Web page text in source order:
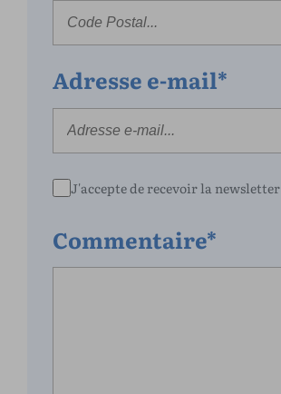
Adresse e-mail*
J'accepte de recevoir la newsletter
Commentaire*